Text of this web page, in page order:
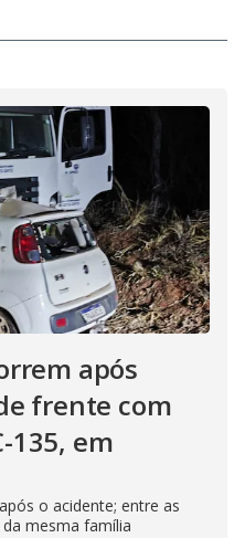
após
frente com
135, em
o acidente; entre as
mesma família